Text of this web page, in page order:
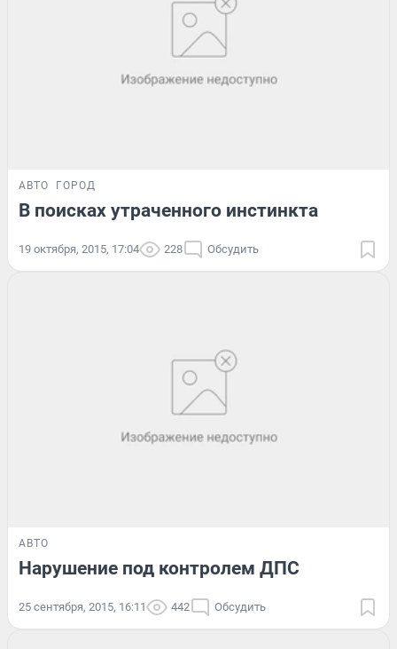
АВТО ГОРОД
В поисках утраченного инстинкта
19 октября, 2015, 17:04 228 Обсудить
АВТО
Нарушение под контролем ДПС
25 сентября, 2015, 16:11 442 Обсудить